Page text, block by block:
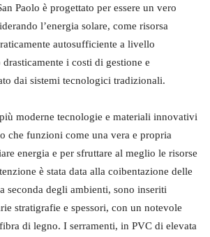
Paolo è progettato per essere un vero
l’energia solare, come risorsa
autosufficiente a livello
i costi di gestione e
dai sistemi tecnologici tradizionali.
moderne tecnologie e materiali innovativi
che funzioni come una vera e propria
energia e per sfruttare al meglio le risorse
è stata data alla coibentazione delle
seconda degli ambienti, sono inseriti
stratigrafie e spessori, con un notevole
di legno. I serramenti, in PVC di elevata